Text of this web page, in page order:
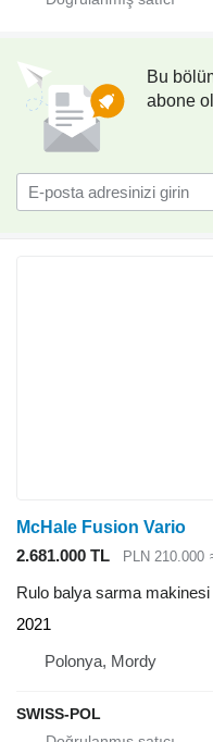
Bu
abone
McHale Fusion Vario
2.681.000 TL
PLN 210.000
Rulo balya sarma makinesi
2021
Polonya, Mordy
SWISS-POL